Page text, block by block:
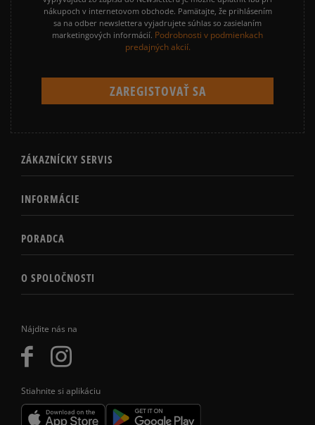
Nájdite nás na
Stiahnite si aplikáciu
nákupoch v internetovom obchode. Pamätajte, že prihlásením
sa na odber newslettera vyjadrujete súhlas so zasielaním
marketingových informácií. Podrobnosti v podmienkach
predajných akcií.
ZÁKAZNÍCKY SERVIS
INFORMÁCIE
PORADCA
O SPOLOČNOSTI